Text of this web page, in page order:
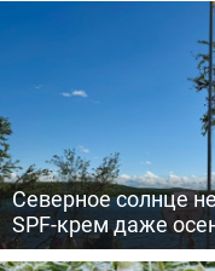
Северное солнце
SPF-крем даже